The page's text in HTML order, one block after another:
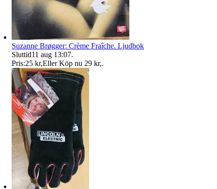
Suzanne Brøgger: Crème Fraîche. Ljudbok
Sluttid11 aug 13:07.
Pris:25 kr,Eller Köp nu 29 kr,.